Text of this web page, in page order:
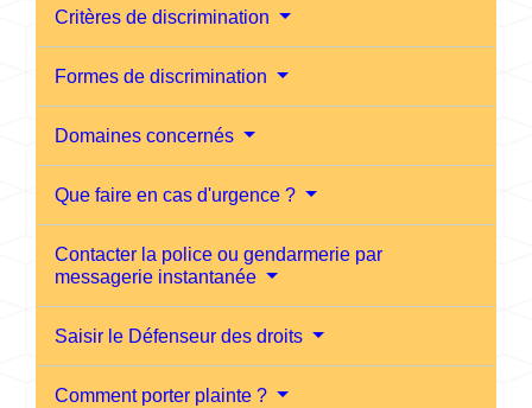
Critères de discrimination
Formes de discrimination
Domaines concernés
Que faire en cas d'urgence ?
Contacter la police ou gendarmerie par
messagerie instantanée
Saisir le Défenseur des droits
Comment porter plainte ?